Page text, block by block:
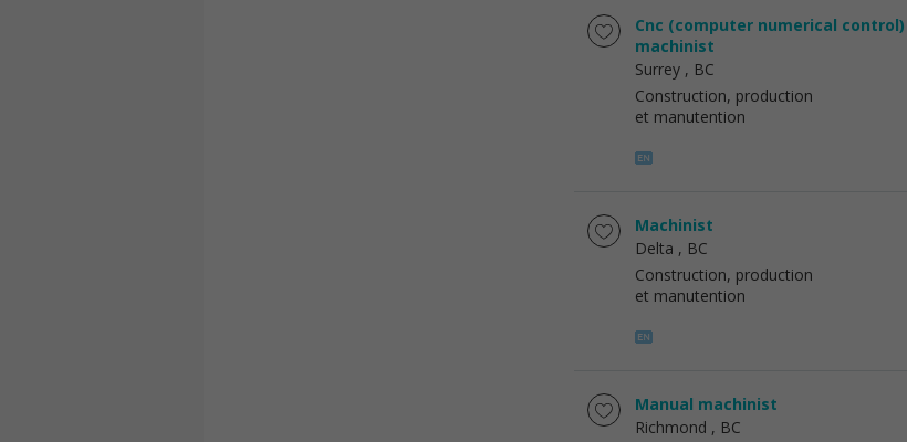
Cnc (computer numerical control)
machinist
Surrey , BC
Construction, production
et manutention
Machinist
Delta , BC
Construction, production
et manutention
Manual machinist
Richmond , BC